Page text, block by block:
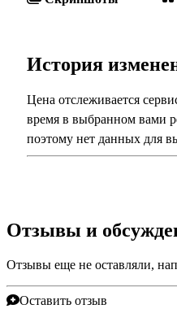
История
Цена отслеживается
время в выбранном вами
поэтому нет данных для
Отзывы и
Отзывы еще не оставляли,
Оставить отзыв